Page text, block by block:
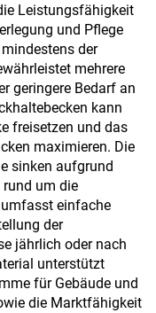
Leistungsfähigkeit
und Pflege
der
mehrere
geringere Bedarf an
kann
freisetzen und das
maximieren. Die
sinken aufgrund
rund um die
einfache
der
jährlich oder nach
unterstützt
für Gebäude und
die Marktfähigkeit